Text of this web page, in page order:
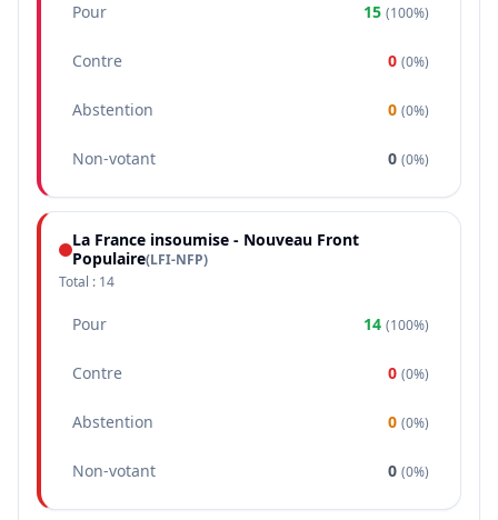
Pour 15 (100%)
Contre 0 (0%)
Abstention 0 (0%)
Non-votant 0 (0%)
La France insoumise - Nouveau Front
Populaire(LFI-NFP)
Total : 14
Pour 14 (100%)
Contre 0 (0%)
Abstention 0 (0%)
Non-votant 0 (0%)